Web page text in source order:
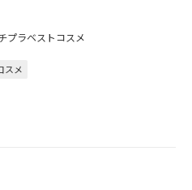
プラベストコスメ
スメ